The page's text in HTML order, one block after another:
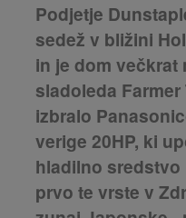
Podjetje
sedež v bližini
in je dom večkrat
sladoleda
izbralo
verige 20HP, ki
hladilno sredstvo
prvo te vrste v